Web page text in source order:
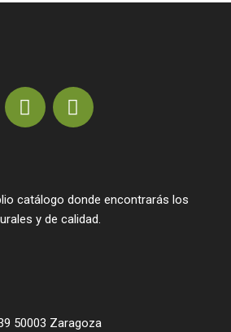
F
a
o
o
I
n
g
r
catálogo donde encontrarás los
y de calidad.
50003 Zaragoza